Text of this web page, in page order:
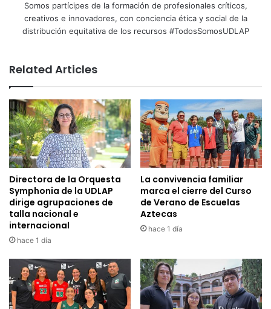
Somos partícipes de la formación de profesionales críticos,
creativos e innovadores, con conciencia ética y social de la
distribución equitativa de los recursos #TodosSomosUDLAP
Related Articles
Directora de la Orquesta
Symphonia de la UDLAP
dirige agrupaciones de
talla nacional e
internacional
hace 1 día
La convivencia familiar
marca el cierre del Curso
de Verano de Escuelas
Aztecas
hace 1 día